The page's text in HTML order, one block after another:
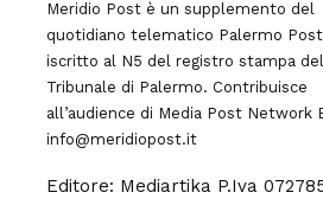
Meridio Post è un supplemento del
quotidiano telematico Palermo Post
iscritto al N5 del registro stampa del
Tribunale di Palermo. Contribuisce
all’audience di Media Post Network
info@meridiopost.it
Editore: Mediartika P.Iva